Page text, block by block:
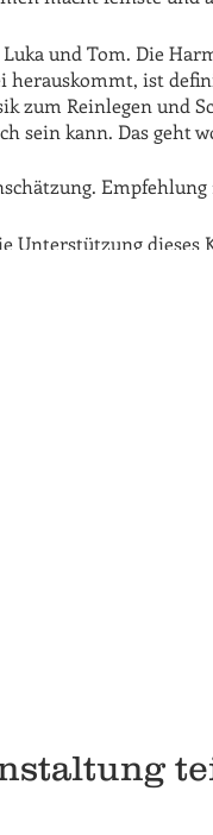
und Tom. Die
herauskommt, ist
zum Reinlegen und
sein kann. Das geht
Empfehlung
Unterstützung